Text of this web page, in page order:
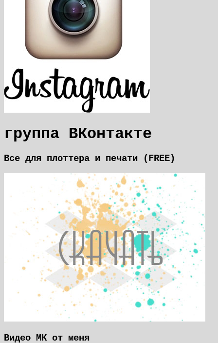
группа ВКонтакте
Все для плоттера и печати (FREE)
Видео МК от меня